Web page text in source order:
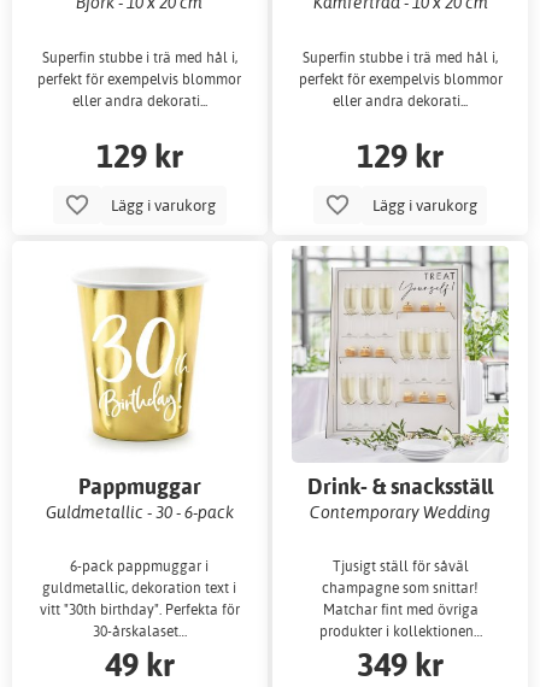
Superfin stubbe i trä med hål i,
perfekt för exempelvis blommor
eller andra dekorati...
129 kr
Lägg i varukorg
Superfin stubbe i trä med hål i,
perfekt för exempelvis blommor
eller andra dekorati...
129 kr
Lägg i varukorg
Pappmuggar
Guldmetallic - 30 - 6-pack
6-pack pappmuggar i
guldmetallic, dekoration text i
vitt "30th birthday". Perfekta för
30-årskalaset…
49 kr
Drink- & snacksställ
Contemporary Wedding
Tjusigt ställ för såväl
champagne som snittar!
Matchar fint med övriga
produkter i kollektionen…
349 kr